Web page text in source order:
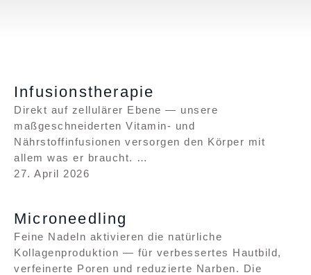
Infusionstherapie
Direkt auf zellulärer Ebene — unsere
maßgeschneiderten Vitamin- und
Nährstoffinfusionen versorgen den Körper mit
allem was er braucht. …
27. April 2026
Microneedling
Feine Nadeln aktivieren die natürliche
Kollagenproduktion — für verbessertes Hautbild,
verfeinerte Poren und reduzierte Narben. Die